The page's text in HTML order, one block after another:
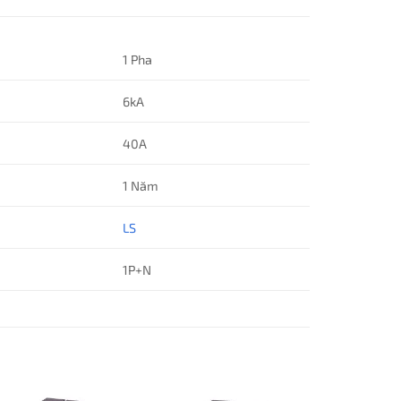
1 Pha
6kA
40A
1 Năm
LS
1P+N